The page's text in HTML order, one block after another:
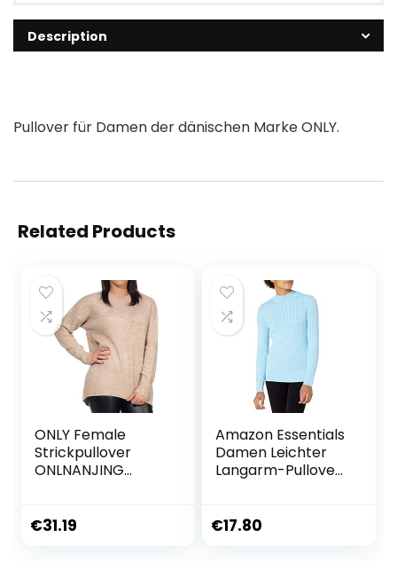
Description
Pullover für Damen der dänischen Marke ONLY.
Related Products
ONLY Female
Strickpullover
ONLNANJING
€31.19
Amazon Essentials
Damen Leichter
Langarm-Pullover
klassischer
€17.80